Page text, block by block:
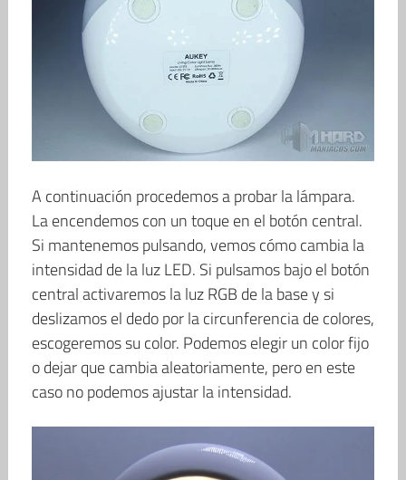
A continuación procedemos a probar la lámpara.
La encendemos con un toque en el botón central.
Si mantenemos pulsando, vemos cómo cambia la
intensidad de la luz LED. Si pulsamos bajo el botón
central activaremos la luz RGB de la base y si
deslizamos el dedo por la circunferencia de colores,
escogeremos su color. Podemos elegir un color fijo
o dejar que cambia aleatoriamente, pero en este
caso no podemos ajustar la intensidad.